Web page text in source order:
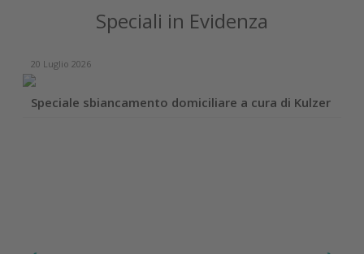
Speciali in Evidenza
20 Luglio 2026
Speciale sbiancamento domiciliare a cura di Kulzer